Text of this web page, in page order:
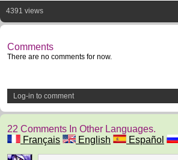
4391 views
Comments
There are no comments for now.
Log-in to comment
22 Comments In Other Languages.
Français
English Español